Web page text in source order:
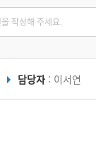
담당자 : 이서연